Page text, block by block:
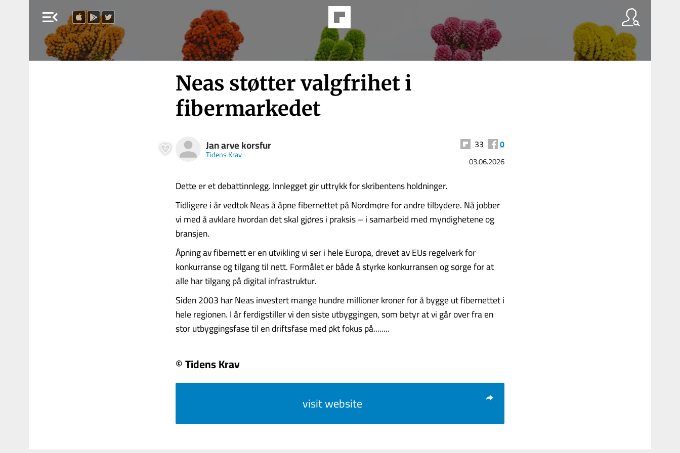
menu_open
Neas støtter valgfrihet i
fibermarkedet
Jan arve korsfur
Tidens Krav
33 0
03.06.2026
Dette er et debattinnlegg. Innlegget gir uttrykk for skribentens holdninger.
Tidligere i år vedtok Neas å åpne fibernettet på Nordmøre for andre tilbydere. Nå jobber
vi med å avklare hvordan det skal gjøres i praksis – i samarbeid med myndighetene og
bransjen.
Åpning av fibernett er en utvikling vi ser i hele Europa, drevet av EUs regelverk for
konkurranse og tilgang til nett. Formålet er både å styrke konkurransen og sørge for at
alle har tilgang på digital infrastruktur.
Siden 2003 har Neas investert mange hundre millioner kroner for å bygge ut fibernettet i
hele regionen. I år ferdigstiller vi den siste utbyggingen, som betyr at vi går over fra en
stor utbyggingsfase til en driftsfase med økt fokus på........
© Tidens Krav
visit website